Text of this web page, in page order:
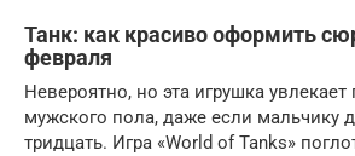
Танк: как красиво оформить
февраля
Невероятно, но эта игрушка увлекает
мужского пола, даже если мальчику
тридцать. Игра «World of Tanks»